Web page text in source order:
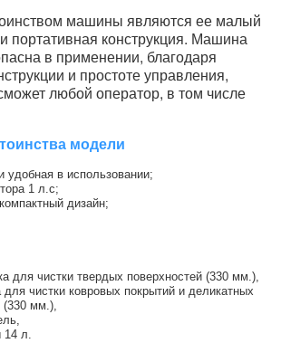
машины являются ее малый
и портативная конструкция. Машина
в применении, благодаря
и простоте управления,
любой оператор, в том числе
модели
удобная в использовании;
1 л.с;
дизайн;
для чистки твердых поверхностей (330 мм.),
для чистки ковровых покрытий и деликатных
(330 мм.),
14 л.